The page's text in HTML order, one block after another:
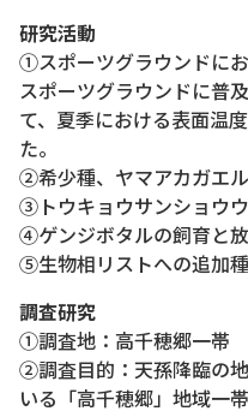
研究活動
①スポーツグラウンドに
スポーツグラウンドに普
て、夏季における表面温
た。
②希少種、ヤマアカガエ
③トウキョウサンショウ
④ゲンジボタルの飼育と放
⑤生物相リストへの追加
調査研究
①調査地：高千穂郷一帯
②調査目的：天孫降臨の
いる「高千穂郷」地域一